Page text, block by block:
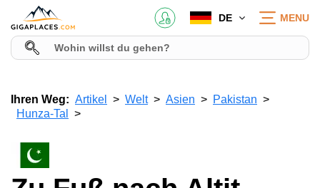
DE MENU
Ihren Weg: Artikel Welt Asien
Pakistan
Hunza-Tal